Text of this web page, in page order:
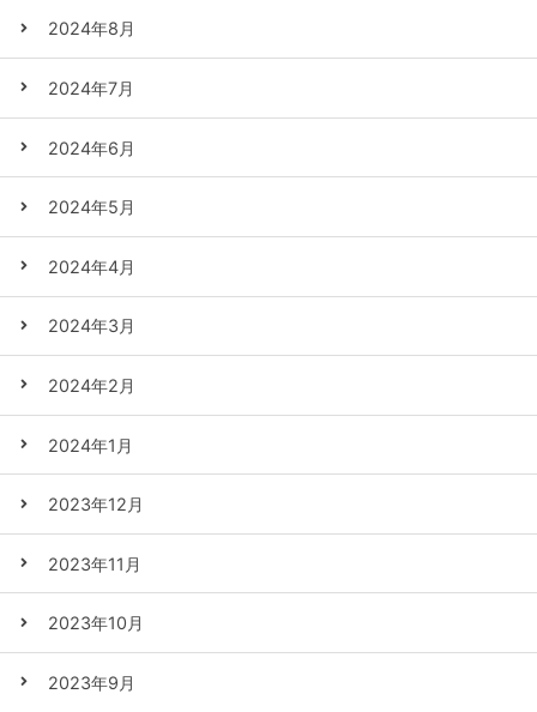
2024年8月
2024年7月
2024年6月
2024年5月
2024年4月
2024年3月
2024年2月
2024年1月
2023年12月
2023年11月
2023年10月
2023年9月